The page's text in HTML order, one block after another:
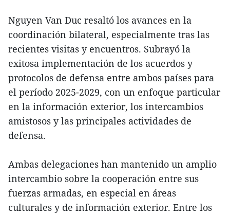
Nguyen Van Duc resaltó los avances en la
coordinación bilateral, especialmente tras las
recientes visitas y encuentros. Subrayó la
exitosa implementación de los acuerdos y
protocolos de defensa entre ambos países para
el período 2025-2029, con un enfoque particular
en la información exterior, los intercambios
amistosos y las principales actividades de
defensa.
Ambas delegaciones han mantenido un amplio
intercambio sobre la cooperación entre sus
fuerzas armadas, en especial en áreas
culturales y de información exterior. Entre los